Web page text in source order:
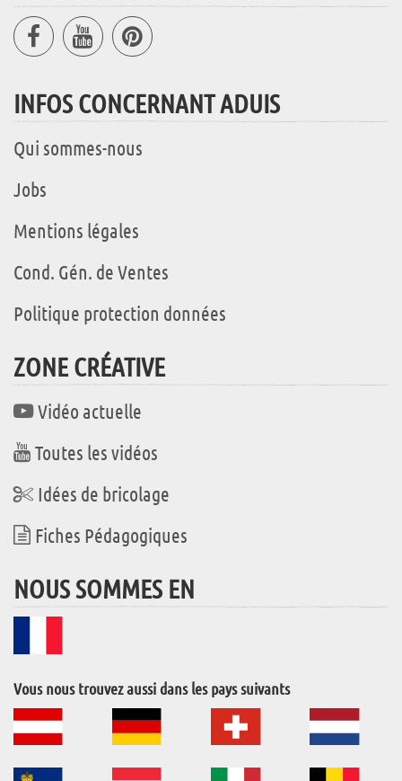
INFOS CONCERNANT ADUIS
Qui sommes-nous
Jobs
Mentions légales
Cond. Gén. de Ventes
Politique protection données
ZONE CRÉATIVE
Vidéo actuelle
Toutes les vidéos
Idées de bricolage
Fiches Pédagogiques
NOUS SOMMES EN
Vous nous trouvez aussi dans les pays suivants